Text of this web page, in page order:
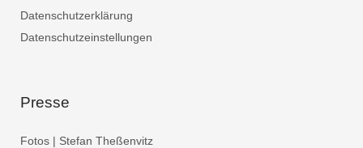
Datenschutzerklärung
Datenschutzeinstellungen
Presse
Fotos | Stefan Theßenvitz